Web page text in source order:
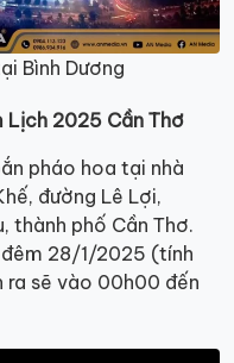
Bình Dương
2025 Cần Thơ
pháo hoa tại nhà
đường Lê Lợi,
thành phố Cần Thơ.
đêm 28/1/2025 (tính
ra sẽ vào 00h00 đến